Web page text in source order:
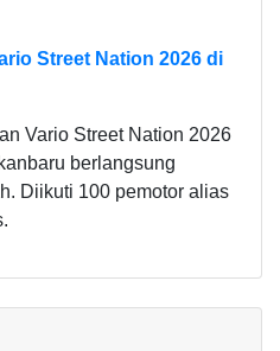
Street Nation 2026 di
Vario Street Nation 2026
berlangsung
Diikuti 100 pemotor alias